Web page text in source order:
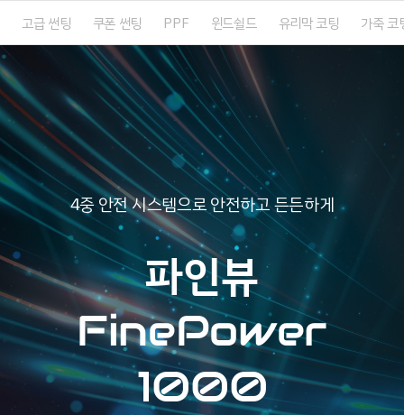
고급 썬팅 쿠폰 썬팅 PPF 윈드쉴드 유리막 코팅 가죽 코
4중 안전 시스템으로 안전하고 든든하게
파인뷰
FinePower
1000